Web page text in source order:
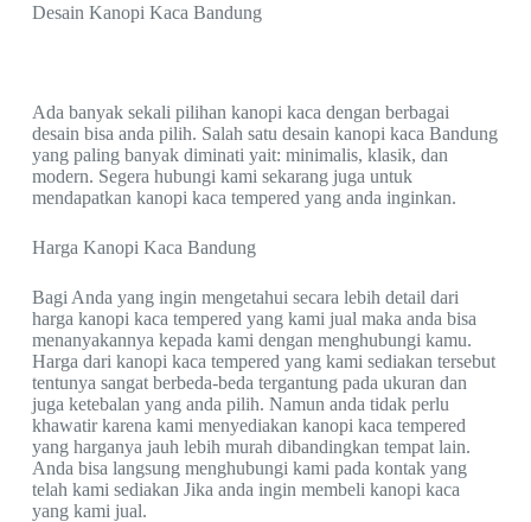
Desain Kanopi Kaca Bandung
Ada banyak sekali pilihan kanopi kaca dengan berbagai
desain bisa anda pilih. Salah satu desain kanopi kaca Bandung
yang paling banyak diminati yait: minimalis, klasik, dan
modern. Segera hubungi kami sekarang juga untuk
mendapatkan kanopi kaca tempered yang anda inginkan.
Harga Kanopi Kaca Bandung
Bagi Anda yang ingin mengetahui secara lebih detail dari
harga kanopi kaca tempered yang kami jual maka anda bisa
menanyakannya kepada kami dengan menghubungi kamu.
Harga dari kanopi kaca tempered yang kami sediakan tersebut
tentunya sangat berbeda-beda tergantung pada ukuran dan
juga ketebalan yang anda pilih. Namun anda tidak perlu
khawatir karena kami menyediakan kanopi kaca tempered
yang harganya jauh lebih murah dibandingkan tempat lain.
Anda bisa langsung menghubungi kami pada kontak yang
telah kami sediakan Jika anda ingin membeli kanopi kaca
yang kami jual.